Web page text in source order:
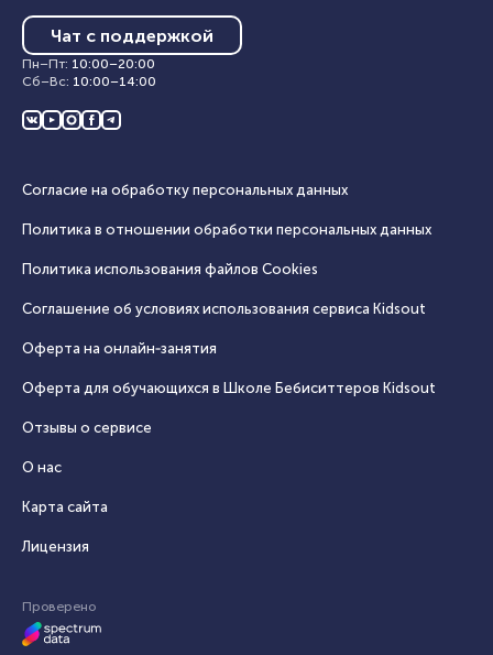
Чат с поддержкой
Пн–Пт: 10:00–20:00
Сб–Вс: 10:00–14:00
Согласие на обработку персональных данных
Политика в отношении обработки персональных данных
Политика использования файлов Cookies
Соглашение об условиях использования сервиса Кidsout
Оферта на онлайн‑занятия
Оферта для обучающихся в Школе Бебиситтеров Kidsout
Отзывы о сервисе
О нас
Карта сайта
Лицензия
Проверено